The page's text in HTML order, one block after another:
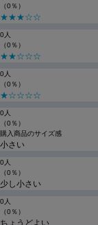
（0％）
★★★☆☆
0人
（0％）
★★☆☆☆
0人
（0％）
★☆☆☆☆
0人
（0％）
購入商品のサイズ感
小さい
0人
（0％）
少し小さい
0人
（0％）
ちょうどよい